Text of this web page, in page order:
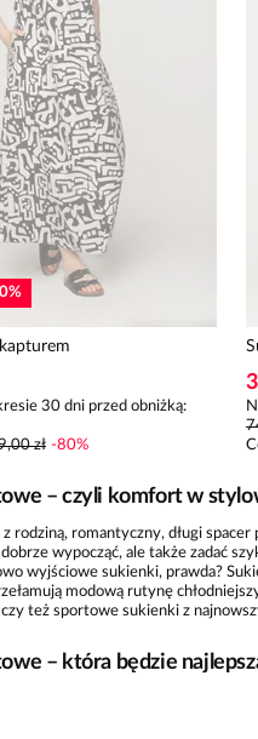
%
30 dni przed obniżką:
zł -80%
– czyli komfort w
rodziną, romantyczny, długi
wypocząć, ale także zadać
wyjściowe sukienki, prawda?
modową rutynę
też sportowe sukienki z
– która będzie